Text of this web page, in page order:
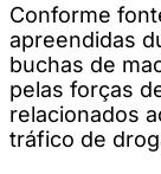
Conforme
apreendidas
buchas de
pelas forças
relacionados
tráfico de